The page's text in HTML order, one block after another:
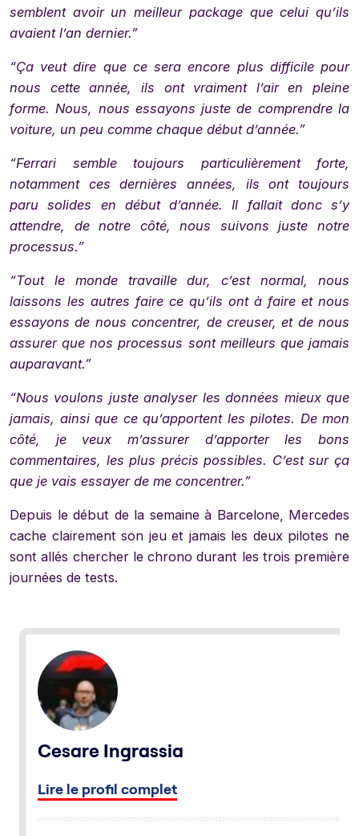
semblent avoir un meilleur package que celui qu’ils
avaient l’an dernier.”
“Ça veut dire que ce sera encore plus difficile pour
nous cette année, ils ont vraiment l’air en pleine
forme. Nous, nous essayons juste de comprendre la
voiture, un peu comme chaque début d’année.”
“Ferrari semble toujours particulièrement forte,
notamment ces dernières années, ils ont toujours
paru solides en début d’année. Il fallait donc s’y
attendre, de notre côté, nous suivons juste notre
processus.”
“Tout le monde travaille dur, c’est normal, nous
laissons les autres faire ce qu’ils ont à faire et nous
essayons de nous concentrer, de creuser, et de nous
assurer que nos processus sont meilleurs que jamais
auparavant.”
“Nous voulons juste analyser les données mieux que
jamais, ainsi que ce qu’apportent les pilotes. De mon
côté, je veux m’assurer d’apporter les bons
commentaires, les plus précis possibles. C’est sur ça
que je vais essayer de me concentrer.”
Depuis le début de la semaine à Barcelone, Mercedes
cache clairement son jeu et jamais les deux pilotes ne
sont allés chercher le chrono durant les trois première
journées de tests.
Cesare Ingrassia
Lire le profil complet